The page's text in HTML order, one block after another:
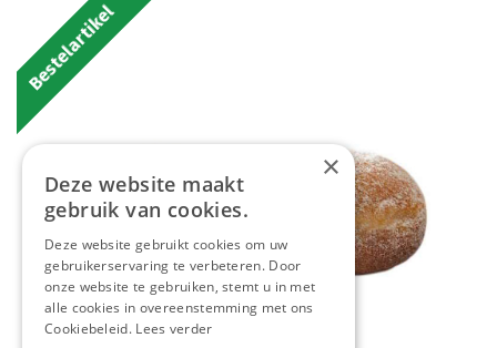
Bestelartikel
×
Deze website maakt
gebruik van cookies.
Deze website gebruikt cookies om uw
gebruikerservaring te verbeteren. Door
onze website te gebruiken, stemt u in met
alle cookies in overeenstemming met ons
Cookiebeleid. Lees verder